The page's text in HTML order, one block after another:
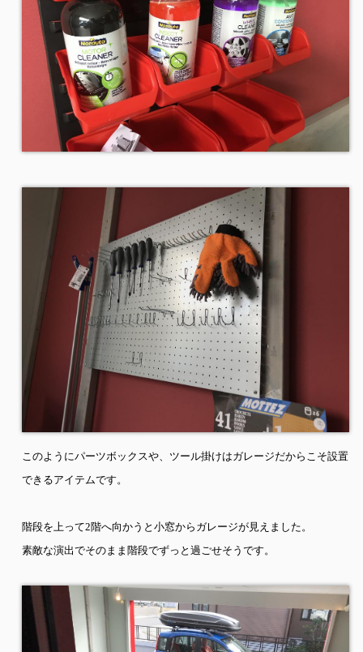
このようにパーツボックスや、ツール掛けはガレージだからこそ設置
できるアイテムです。
階段を上って2階へ向かうと小窓からガレージが見えました。
素敵な演出でそのまま階段でずっと過ごせそうです。